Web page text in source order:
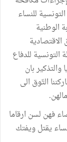
للنساء
الوطنية
التونسية للدفاع
بان
التّوق الى
فهن لسن ارقاما
يقتل ويفتك